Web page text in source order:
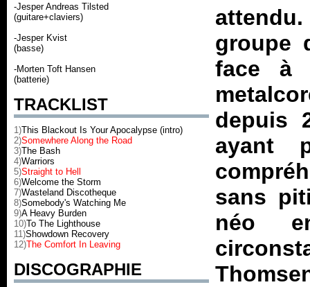
-Jesper Andreas Tilsted
(guitare+claviers)
-Jesper Kvist
(basse)
-Morten Toft Hansen
(batterie)
TRACKLIST
1)This Blackout Is Your Apocalypse (intro)
2)Somewhere Along the Road
3)The Bash
4)Warriors
5)Straight to Hell
6)Welcome the Storm
7)Wasteland Discotheque
8)Somebody's Watching Me
9)A Heavy Burden
10)To The Lighthouse
11)Showdown Recovery
12)The Comfort In Leaving
DISCOGRAPHIE
groupe
face à
depuis
ayant
sans
néo